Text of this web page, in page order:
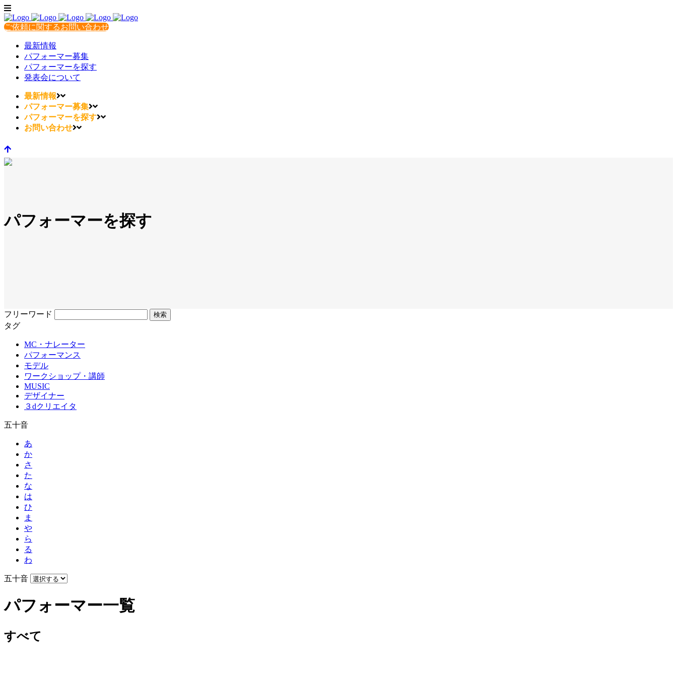
ご依頼に関するお問い合わせ
最新情報
パフォーマー募集
パフォーマーを探す
発表会について
最新情報
パフォーマー募集
パフォーマーを探す
お問い合わせ
パフォーマーを探す
フリーワード
タグ
MC・ナレーター
パフォーマンス
モデル
ワークショップ・講師
MUSIC
デザイナー
３dクリエイタ
五十音
あ
か
さ
た
な
は
ひ
ま
や
ら
る
わ
五十音
パフォーマー一覧
すべて